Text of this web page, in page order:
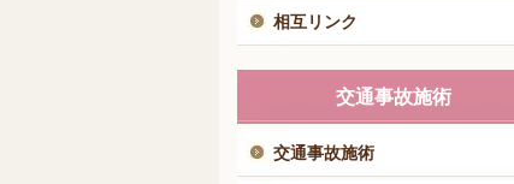
相互リンク
交通事故施術
交通事故施術